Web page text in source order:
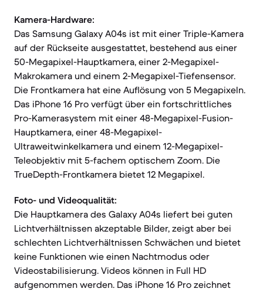
Kamera-Hardware:
Das Samsung Galaxy A04s ist mit einer Triple-Kamera
auf der Rückseite ausgestattet, bestehend aus einer
50-Megapixel-Hauptkamera, einer 2-Megapixel-
Makrokamera und einem 2-Megapixel-Tiefensensor.
Die Frontkamera hat eine Auflösung von 5 Megapixeln.
Das iPhone 16 Pro verfügt über ein fortschrittliches
Pro-Kamerasystem mit einer 48-Megapixel-Fusion-
Hauptkamera, einer 48-Megapixel-
Ultraweitwinkelkamera und einem 12-Megapixel-
Teleobjektiv mit 5-fachem optischem Zoom. Die
TrueDepth-Frontkamera bietet 12 Megapixel.
Foto- und Videoqualität:
Die Hauptkamera des Galaxy A04s liefert bei guten
Lichtverhältnissen akzeptable Bilder, zeigt aber bei
schlechten Lichtverhältnissen Schwächen und bietet
keine Funktionen wie einen Nachtmodus oder
Videostabilisierung. Videos können in Full HD
aufgenommen werden. Das iPhone 16 Pro zeichnet